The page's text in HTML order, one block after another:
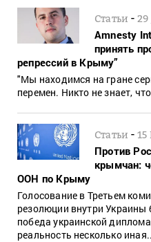
Статьи -
Amnesty
принять
репрессий в Крыму”
"Мы находимся на гране
перемен. Никто не знает,
Статьи -15
Против
крымчан:
ООН по Крыму
Голосование в Третьем
резолюции внутри Украины
победа украинской
реальность несколько